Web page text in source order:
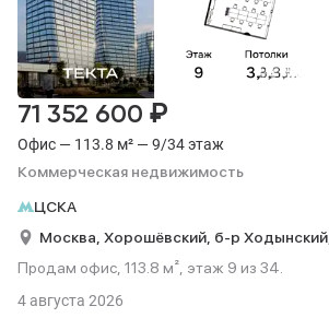
Офис — 113.8 м² — 9/34 этаж
Коммерческая недвижимость
71 352 600 ₽
ЦСКА
Москва, Хорошёвский, б-р Ходынский,
Продам офис, 113.8 м², этаж 9 из 34.
4 августа 2026